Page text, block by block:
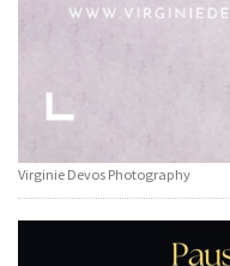
Virginie Devos Photography